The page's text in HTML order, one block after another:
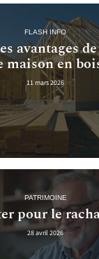
FLASH INFO
avantages
maison en
11 mars 2026
PATRIMOINE
pour le
28 avril 2026